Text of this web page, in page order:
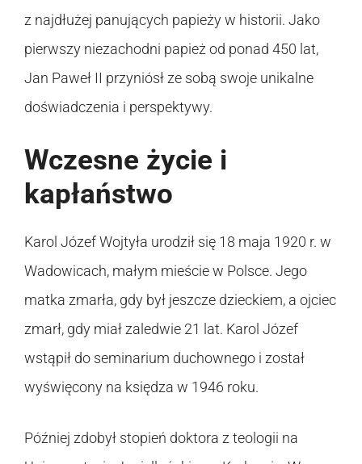
z najdłużej panujących papieży w historii. Jako
pierwszy niezachodni papież od ponad 450 lat,
Jan Paweł II przyniósł ze sobą swoje unikalne
doświadczenia i perspektywy.
Wczesne życie i
kapłaństwo
Karol Józef Wojtyła urodził się 18 maja 1920 r. w
Wadowicach, małym mieście w Polsce. Jego
matka zmarła, gdy był jeszcze dzieckiem, a ojciec
zmarł, gdy miał zaledwie 21 lat. Karol Józef
wstąpił do seminarium duchownego i został
wyświęcony na księdza w 1946 roku.
Później zdobył stopień doktora z teologii na